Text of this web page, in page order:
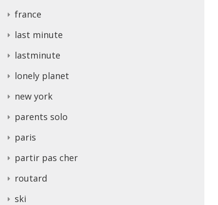
france
last minute
lastminute
lonely planet
new york
parents solo
paris
partir pas cher
routard
ski